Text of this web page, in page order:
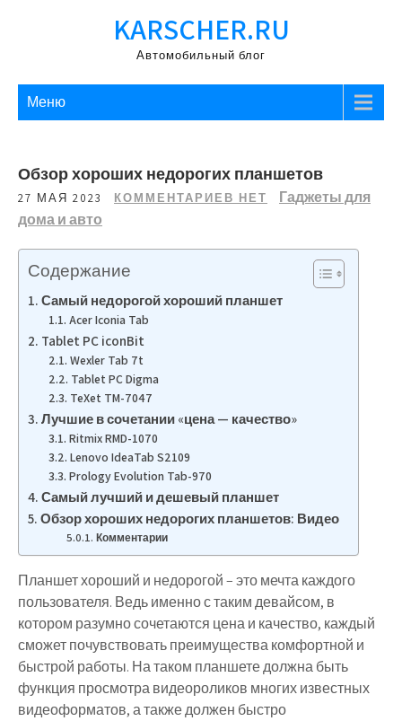
KARSCHER.RU
Автомобильный блог
Меню
Обзор хороших недорогих планшетов
27 МАЯ 2023 КОММЕНТАРИЕВ НЕТ
Гаджеты для
дома и авто
Содержание
Самый недорогой хороший планшет
Acer Iconia Tab
Tablet PC iconBit
Wexler Tab 7t
Tablet PC Digma
TeXet TM-7047
Лучшие в сочетании «цена — качество»
Ritmix RMD-1070
Lenovo IdeaTab S2109
Prology Evolution Tab-970
Самый лучший и дешевый планшет
Обзор хороших недорогих планшетов: Видео
Комментарии
Планшет хороший и недорогой – это мечта каждого
пользователя. Ведь именно с таким девайсом, в
котором разумно сочетаются цена и качество, каждый
сможет почувствовать преимущества комфортной и
быстрой работы. На таком планшете должна быть
функция просмотра видеороликов многих известных
видеоформатов, а также должен быстро